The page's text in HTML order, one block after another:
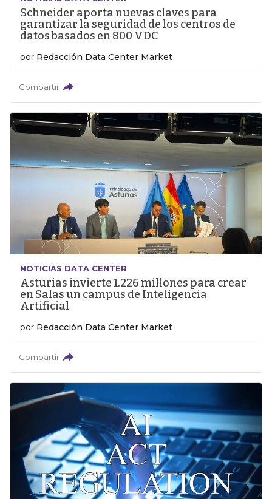
Schneider aporta nuevas claves para
garantizar la seguridad de los centros de
datos basados en 800 VDC
por Redacción Data Center Market
Compartir
NOTICIAS DATA CENTER
Asturias invierte 1.226 millones para crear
en Salas un campus de Inteligencia
Artificial
por Redacción Data Center Market
Compartir